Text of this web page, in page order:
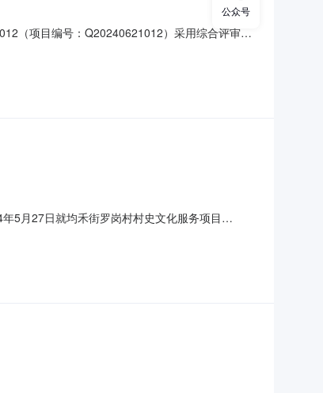
（项目编号：Q20240621012）采用综合评审方
5月27日就均禾街罗岗村村史文化服务项目
信息科技（广州）有限公司成交金额：
公众号